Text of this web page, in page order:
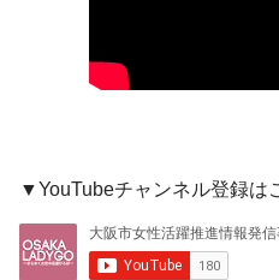
▼YouTubeチャンネル登録は